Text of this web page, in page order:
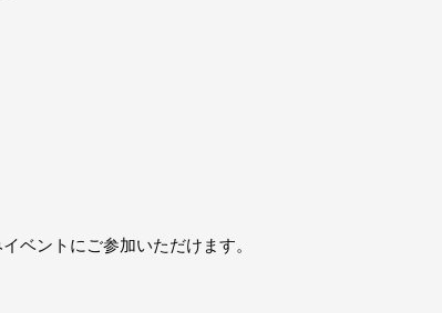
ベントにご参加いただけます。